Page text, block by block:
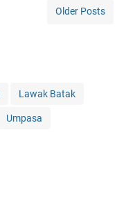
Older Posts
Lawak Batak
Umpasa